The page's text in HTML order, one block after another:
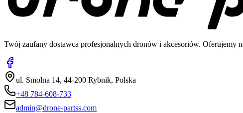
Twój zaufany dostawca profesjonalnych dronów i akcesoriów.
ul. Smolna 14, 44-200 Rybnik, Polska
+48 784-608-733
admin@drone-partss.com